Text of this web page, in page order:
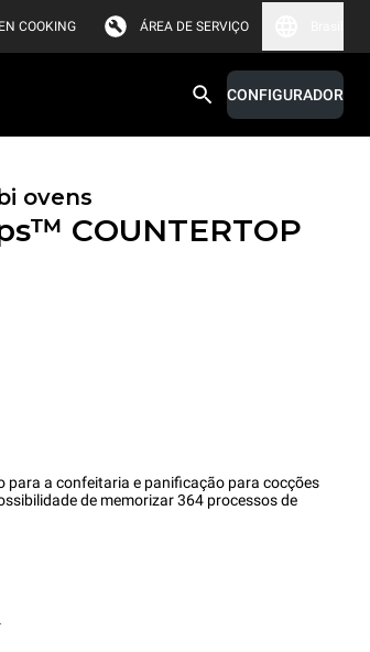
COOKING ÁREA DE SERVIÇO
CONFIGURADOR
ovens
COUNTERTOP
para a confeitaria e panificação para cocções
de memorizar 364 processos de